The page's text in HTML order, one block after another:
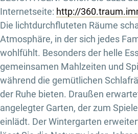
Internetseite: http://
Die lichtdurchfluteten Räume
Atmosphäre, in der sich jedes
wohlfühlt. Besonders der helle
gemeinsamen Mahlzeiten und
während die gemütlichen
der Ruhe bieten. Draußen
angelegter Garten, der zum
einlädt. Der Wintergarten